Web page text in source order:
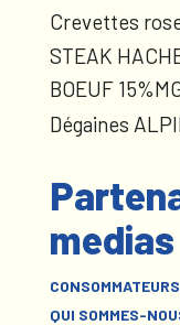
Crevettes
STEAK
BOEUF
Dégaines
medias
QUI SOMMES-